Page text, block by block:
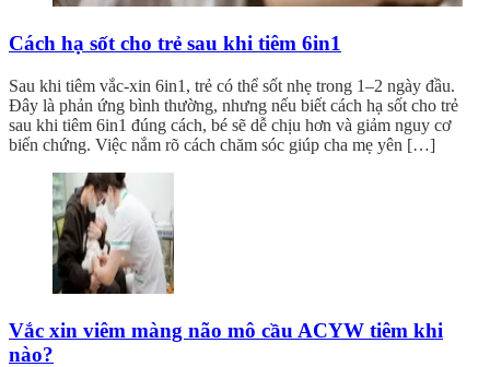
Cách hạ sốt cho trẻ sau khi tiêm 6in1
Sau khi tiêm vắc-xin 6in1, trẻ có thể sốt nhẹ trong 1–2 ngày đầu.
Đây là phản ứng bình thường, nhưng nếu biết cách hạ sốt cho trẻ
sau khi tiêm 6in1 đúng cách, bé sẽ dễ chịu hơn và giảm nguy cơ
biến chứng. Việc nắm rõ cách chăm sóc giúp cha mẹ yên […]
Vắc xin viêm màng não mô cầu ACYW tiêm khi
nào?